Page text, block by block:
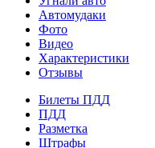
Автомудаки
Фото
Видео
Характеристики
Отзывы
Билеты ПДД
ПДД
Разметка
Штрафы